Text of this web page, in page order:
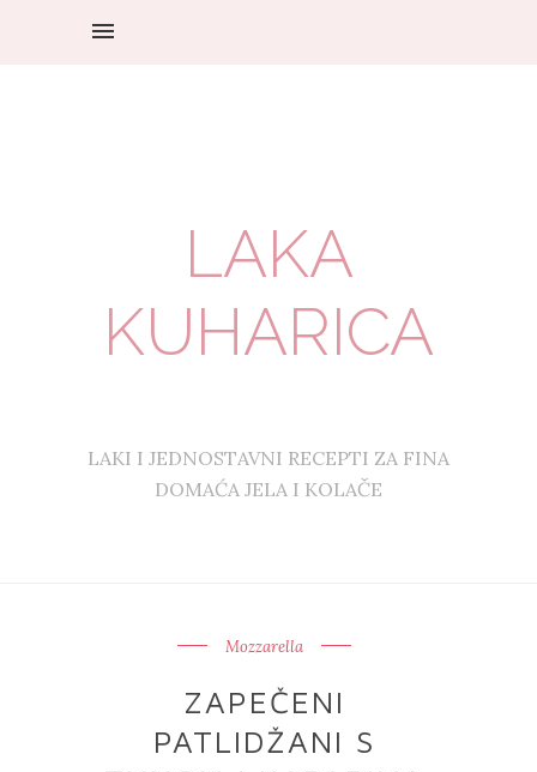
LAKA
KUHARICA
LAKI I JEDNOSTAVNI RECEPTI ZA FINA
DOMAĆA JELA I KOLAČE
Mozzarella
ZAPEČENI
PATLIDŽANI S